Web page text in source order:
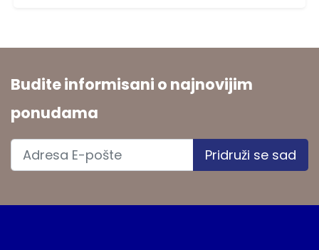
Budite informisani o najnovijim
ponudama
Pridruži se sad